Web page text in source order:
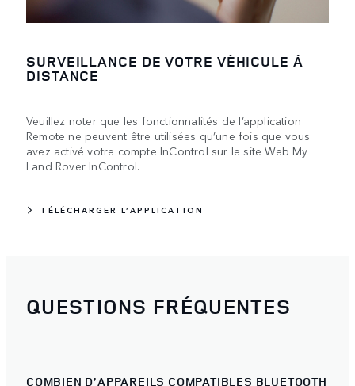
SURVEILLANCE DE VOTRE VÉHICULE À
DISTANCE
Veuillez noter que les fonctionnalités de l’application
Remote ne peuvent être utilisées qu’une fois que vous
avez activé votre compte InControl sur le site Web My
Land Rover InControl.
TÉLÉCHARGER L’APPLICATION
QUESTIONS FRÉQUENTES
COMBIEN D’APPAREILS COMPATIBLES BLUETOOTH